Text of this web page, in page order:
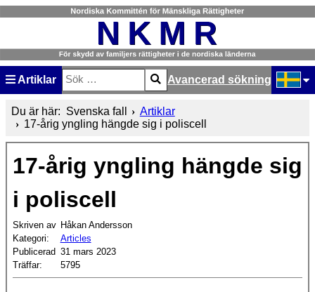
Artiklar
Sök
Type 2 or more characters for results.
Avancerad sökning
Du är här: Svenska fall
Artiklar
17-årig yngling hängde sig i poliscell
17-årig yngling hängde sig
i poliscell
Skriven av Håkan Andersson
Kategori:
Articles
Publicerad 31 mars 2023
Träffar:
5795